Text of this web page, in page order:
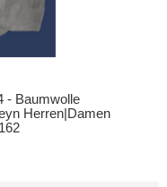
- Baumwolle
Herren|Damen